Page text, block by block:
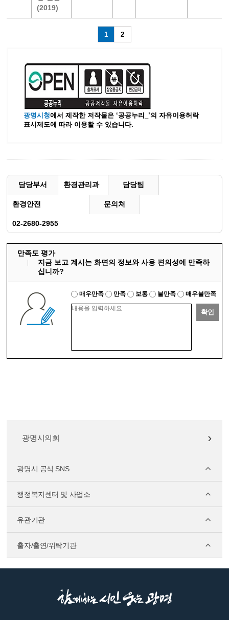
(2019)
1 2
광명시청에서 제작한 저작물은 ‘공공누리_’의 자유이용허락
표시제도에 따라 이용할 수 있습니다.
담당부서 환경관리과 담당팀
환경안전 문의처
02-2680-2955
만족도 평가
지금 보고 계시는 화면의 정보와 사용 편의성에 만족하
십니까?
매우만족 만족 보통 불만족 매우불만족
확인
광명시의회
광명시 공식 SNS
행정복지센터 및 사업소
유관기관
출자/출연/위탁기관